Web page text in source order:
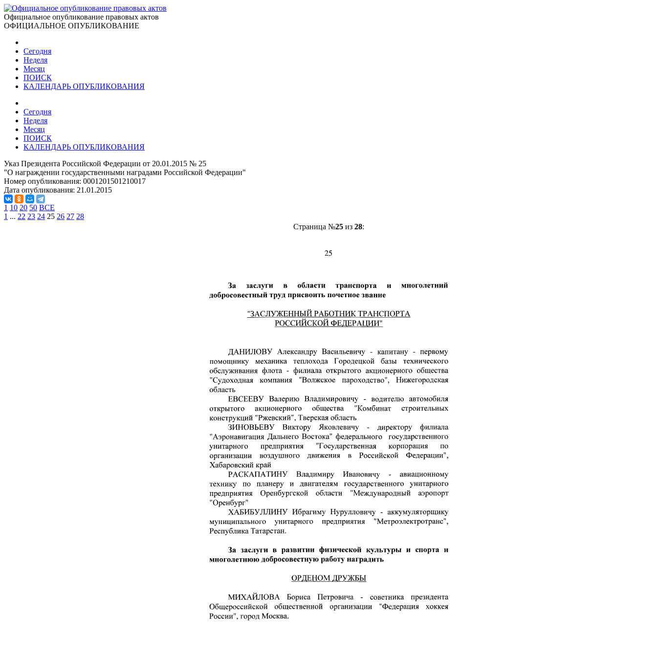
Официальное опубликование правовых актов
ОФИЦИАЛЬНОЕ ОПУБЛИКОВАНИЕ
Сегодня
Неделя
Месяц
ПОИСК
КАЛЕНДАРЬ ОПУБЛИКОВАНИЯ
Сегодня
Неделя
Месяц
ПОИСК
КАЛЕНДАРЬ ОПУБЛИКОВАНИЯ
Указ Президента Российской Федерации от 20.01.2015 № 25
"О награждении государственными наградами Российской Федерации"
Номер опубликования: 0001201501210017
Дата опубликования: 21.01.2015
1 10 20 50 ВСЕ
1 ... 22 23 24 25 26 27 28
Страница №25из 28: